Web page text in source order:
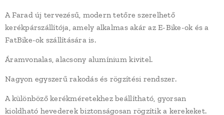
A Farad új tervezésű, modern tetőre szerelhető
kerékpárszállítója, amely alkalmas akár az E-Bike-ok és a
FatBike-ok szállítására is.
Áramvonalas, alacsony alumínium kivitel.
Nagyon egyszerű rakodás és rögzítési rendszer.
A különböző kerékméretekhez beállítható, gyorsan
kioldható hevederek biztonságosan rögzítik a kerekeket.